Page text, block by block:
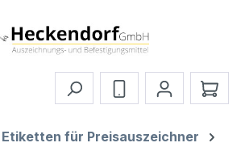
Etiketten für Preisauszeichner